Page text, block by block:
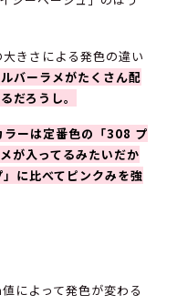
きさによる発色の違い
バーラメがたくさん配
だろうし。
ラーは定番色の「308 プ
が入ってるみたいだか
に比べてピンクみを強
によって発色が変わる